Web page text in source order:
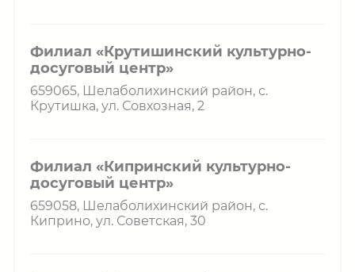
Филиал «Крутишинский культурно-
досуговый центр»
659065, Шелаболихинский район, с.
Крутишка, ул. Совхозная, 2
Филиал «Кипринский культурно-
досуговый центр»
659058, Шелаболихинский район, с.
Киприно, ул. Советская, 30